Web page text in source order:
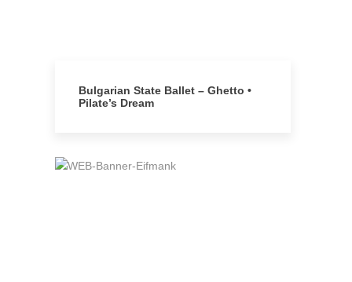
Bulgarian State Ballet – Ghetto •
Pilate’s Dream